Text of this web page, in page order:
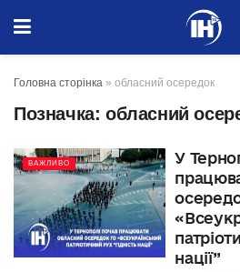
Головна сторінка » обласний осередок
Позначка: обласний
ВАЖЛИВО
У
нації”